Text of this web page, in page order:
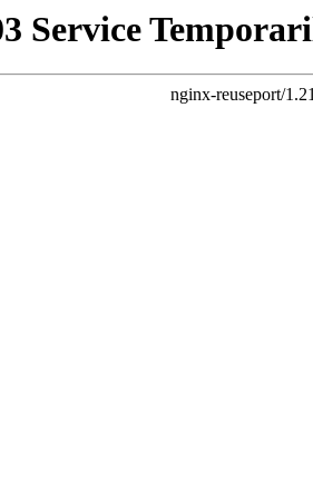
Service
nginx-reuseport/